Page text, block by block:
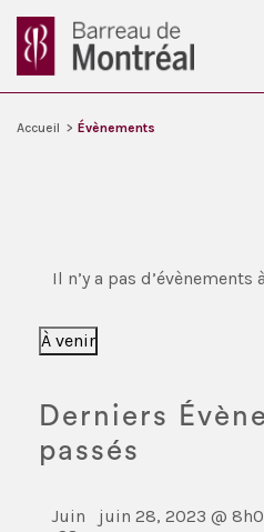
Accueil > Évènements
Il n’y a pas d’évènements
À venir
date.
Derniers
passés
Juin
juin 28, 2023 @